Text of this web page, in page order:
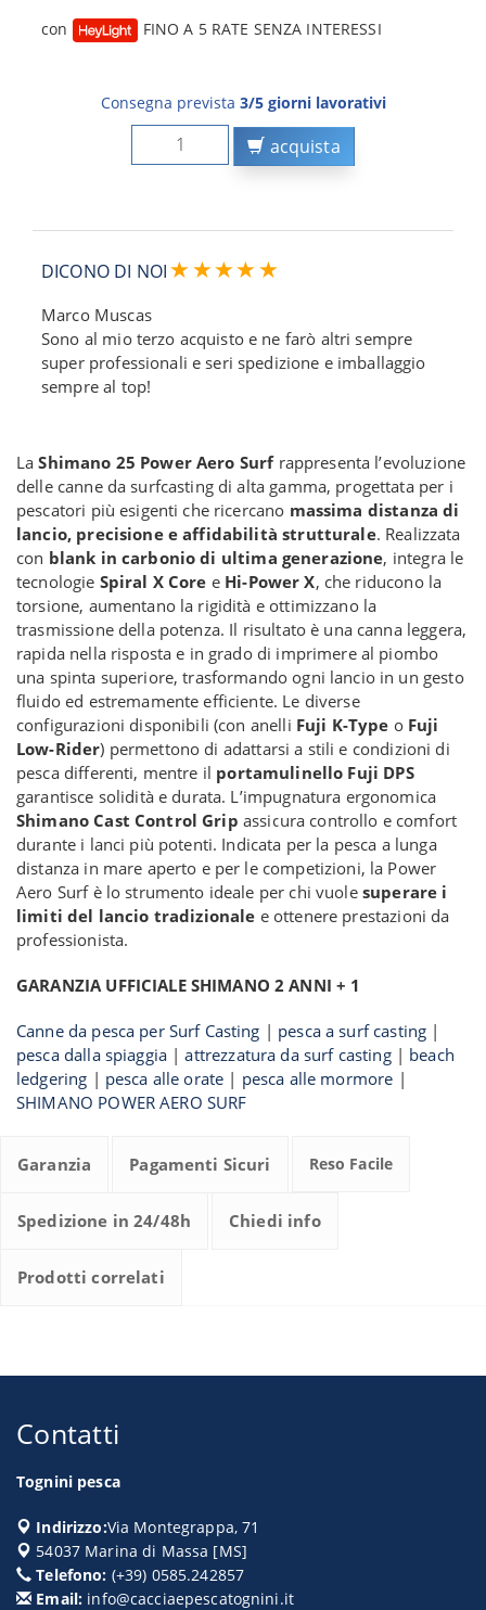
con FINO A 5 RATE SENZA INTERESSI
Consegna prevista 3/5 giorni lavorativi
acquista
DICONO DI NOI
Marco Muscas
Sono al mio terzo acquisto e ne farò altri sempre
super professionali e seri spedizione e imballaggio
sempre al top!
LaShimano 25 Power Aero Surfrappresenta l’evoluzione
delle canne da surfcasting di alta gamma, progettata per i
pescatori più esigenti che ricercano massima distanza di
lancio, precisione e affidabilità strutturale. Realizzata
con blank in carbonio di ultima generazione, integra le
tecnologie Spiral X Core e Hi-Power X, che riducono la
torsione, aumentano la rigidità e ottimizzano la
trasmissione della potenza. Il risultato è una canna leggera,
rapida nella risposta e in grado di imprimere al piombo
una spinta superiore, trasformando ogni lancio in un gesto
fluido ed estremamente efficiente. Le diverse
configurazioni disponibili (con anelli Fuji K-Type o Fuji
Low-Rider) permettono di adattarsi a stili e condizioni di
pesca differenti, mentre il portamulinello Fuji DPS
garantisce solidità e durata. L’impugnatura ergonomica
Shimano Cast Control Grip assicura controllo e comfort
durante i lanci più potenti. Indicata per la pesca a lunga
distanza in mare aperto e per le competizioni, la Power
Aero Surf è lo strumento ideale per chi vuole superare i
limiti del lancio tradizionale e ottenere prestazioni da
professionista.
GARANZIA UFFICIALE SHIMANO 2 ANNI + 1
Canne da pesca per Surf Casting | pesca a surf casting |
pesca dalla spiaggia |attrezzatura da surf casting| beach
ledgering | pesca alle orate | pesca alle mormore |
SHIMANO POWER AERO SURF
Garanzia Pagamenti Sicuri Reso Facile
Spedizione in 24/48h Chiedi info
Prodotti correlati
Contatti
Tognini pesca
Indirizzo:Via Montegrappa, 71
54037 Marina di Massa [MS]
Telefono: (+39) 0585.242857
Email: info@cacciaepescatognini.it